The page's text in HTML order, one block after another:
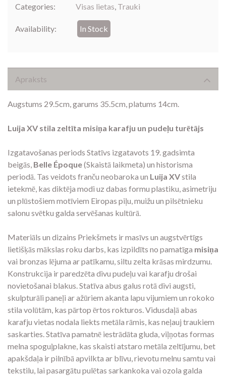
Categories: Visas lietas, Trauki
Availability: In Stock
Apraksts
Augstums 29.5cm, garums 35.5cm, platums 14cm.
Luija XV stila zeltīta misiņa karafju un pudeļu turētājs
Izgatavošanas periods Statīvs izgatavots 19. gadsimta
beigās, Belle Époque(Skaistā laikmeta) un historisma
periodā. Tas veidots franču neobaroka un Luija XVstila
ietekmē, kas diktēja modi uz dabas formu plastiku, asimetriju
un plūstošiem motīviem Eiropas piļu, muižu un pilsētnieku
salonu svētku galda servēšanas kultūrā.
Materiāls un dizains Priekšmets ir masīvs un augstvērtīgs
lietišķās mākslas roku darbs, kas izpildīts no pamatīga misiņa
vai bronzas lējuma ar patīkamu, siltu zelta krāsas mirdzumu.
Konstrukcija ir paredzēta divu pudeļu vai karafju drošai
novietošanai blakus. Statīva abus galus rotā divi augsti,
skulpturāli paneļi ar ažūriem akanta lapu vijumiem un rokoko
stila volūtām, kas pārtop ērtos rokturos. Vidusdaļā abas
karafju vietas nodala liekts metāla rāmis, kas neļauj traukiem
saskarties. Statīva pamatnē iestrādāta gluda, viļņotas formas
melna spoguļplakne, kas skaisti atstaro metāla zeltījumu, bet
apakšdaļa ir pilnībā apvilkta ar blīvu, rievotu melnu samtu vai
tekstilu, lai pasargātu pulētas sarkankoka vai ozola galda